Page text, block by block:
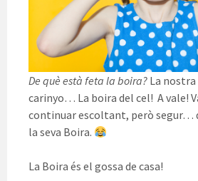
De què està feta la boira? La nostra
carinyo… La boira del cel! A vale!
continuar escoltant, però segur…
la seva Boira.
La Boira és el gossa de casa!